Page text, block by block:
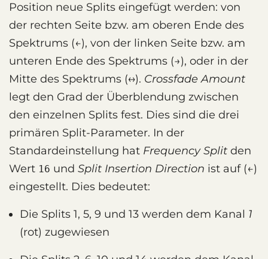
Position neue Splits eingefügt werden: von
der rechten Seite bzw. am oberen Ende des
Spektrums (←), von der linken Seite bzw. am
unteren Ende des Spektrums (→), oder in der
Mitte des Spektrums (↔). Crossfade Amount
legt den Grad der Überblendung zwischen
den einzelnen Splits fest. Dies sind die drei
primären Split-Parameter. In der
Standardeinstellung hat Frequency Split den
Wert 16 und Split Insertion Direction ist auf (←)
eingestellt. Dies bedeutet:
Die Splits 1, 5, 9 und 13 werden dem Kanal 1
(rot) zugewiesen